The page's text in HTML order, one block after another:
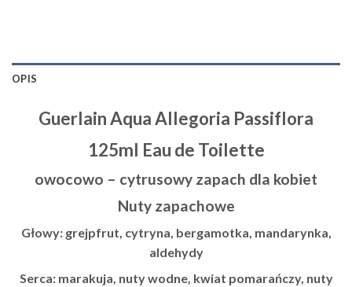
OPIS
Guerlain Aqua Allegoria Passiflora
125ml Eau de Toilette
owocowo – cytrusowy zapach dla kobiet
Nuty zapachowe
Głowy: grejpfrut, cytryna, bergamotka, mandarynka,
aldehydy
Serca: marakuja, nuty wodne, kwiat pomarańczy, nuty